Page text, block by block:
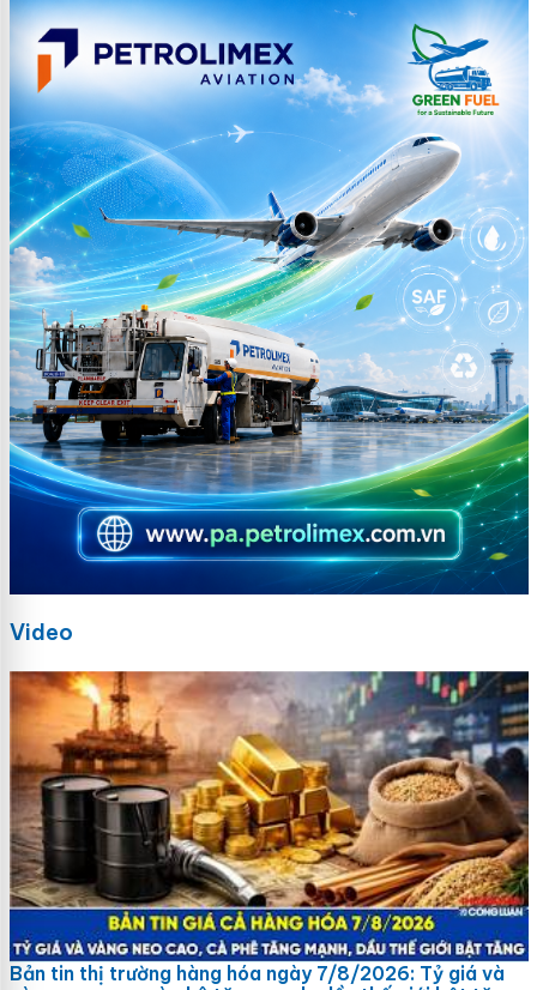
Video
Bản tin thị trường hàng hóa ngày 7/8/2026: Tỷ giá và